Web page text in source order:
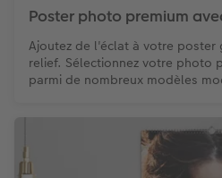
Poster photo premium
Ajoutez de l'éclat à votre poster
relief. Sélectionnez votre photo
parmi de nombreux modèles